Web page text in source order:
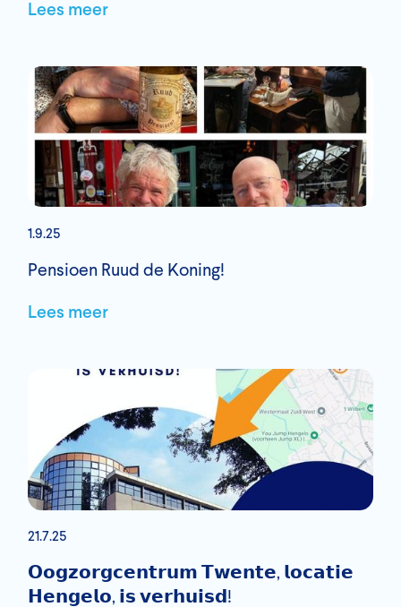
Lees meer
1.9.25
Pensioen Ruud de Koning!
Lees meer
21.7.25
𝗢𝗼𝗴𝘇𝗼𝗿𝗴𝗰𝗲𝗻𝘁𝗿𝘂𝗺 𝗧𝘄𝗲𝗻𝘁𝗲, 𝗹𝗼𝗰𝗮𝘁𝗶𝗲
𝗛𝗲𝗻𝗴𝗲𝗹𝗼, 𝗶𝘀 𝘃𝗲𝗿𝗵𝘂𝗶𝘀𝗱!